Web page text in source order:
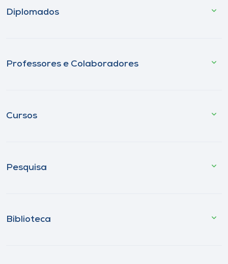
Diplomados
Professores e Colaboradores
Cursos
Pesquisa
Biblioteca